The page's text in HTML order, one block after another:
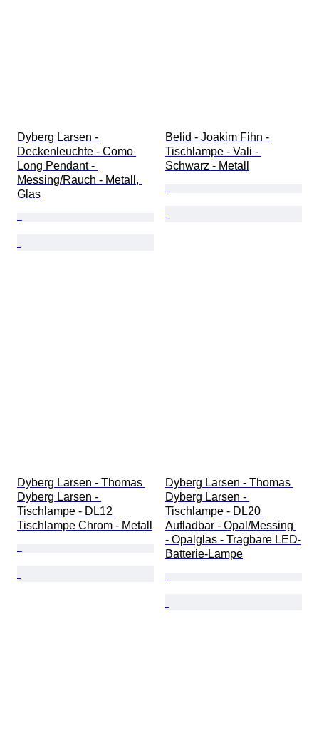
Dyberg Larsen -
Deckenleuchte - Como
Long Pendant -
Messing/Rauch - Metall,
Glas
Belid - Joakim Fihn -
Tischlampe - Vali -
Schwarz - Metall
Dyberg Larsen - Thomas
Dyberg Larsen -
Tischlampe - DL12
Tischlampe Chrom - Metall
Dyberg Larsen - Thomas
Dyberg Larsen -
Tischlampe - DL20
Aufladbar - Opal/Messing
- Opalglas - Tragbare LED-
Batterie-Lampe